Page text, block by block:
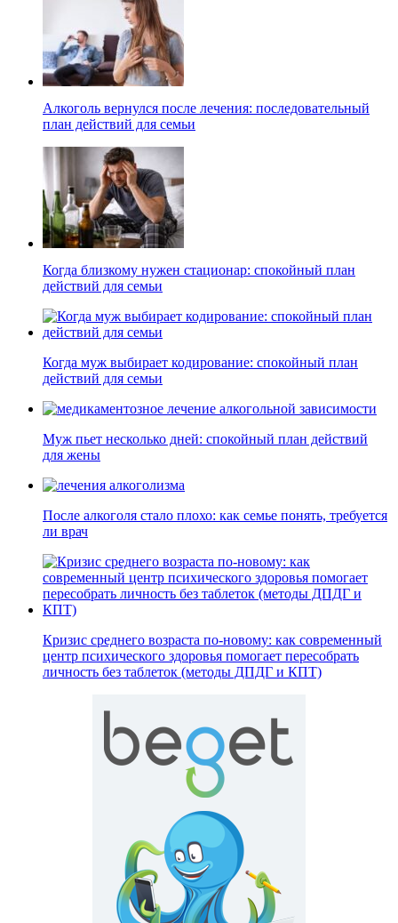
Алкоголь вернулся после лечения: последовательный
план действий для семьи
Когда близкому нужен стационар: спокойный план
действий для семьи
Когда муж выбирает кодирование: спокойный план
действий для семьи
Муж пьет несколько дней: спокойный план действий
для жены
После алкоголя стало плохо: как семье понять, требуется
ли врач
Кризис среднего возраста по-новому: как современный
центр психического здоровья помогает пересобрать
личность без таблеток (методы ДПДГ и КПТ)